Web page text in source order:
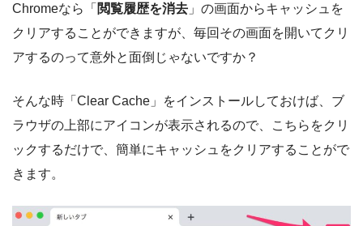
Chromeなら「 閲覧履歴を消去 」の画面からキャッシュを
クリアすることができますが、毎回その画面を開いてクリ
アするのって意外と面倒じゃないですか？
そんな時「Clear Cache」をインストールしておけば、ブ
ラウザの上部にアイコンが表示されるので、こちらをクリ
ックするだけで、簡単にキャッシュをクリアすることがで
きます。